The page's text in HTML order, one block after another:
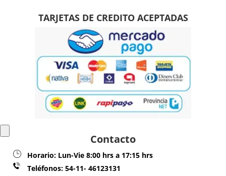
TARJETAS DE CREDITO ACEPTADAS
Contacto
Horario: Lun-Vie 8:00 hrs a 17:15 hrs
Teléfonos: 54-11- 46123131